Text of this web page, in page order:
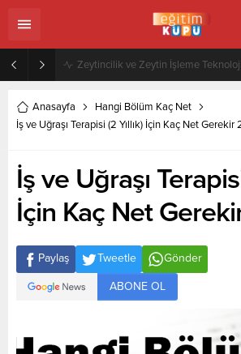
Anasayfa
Hangi Bölüm Kaç Net
İş ve Uğraşı Terapisi (2 Yıllık) İçin Kaç Net Gerekir
İş ve Uğraşı
İçin Kaç Net
Paylaş Tweetle Gönder
ABONE OL